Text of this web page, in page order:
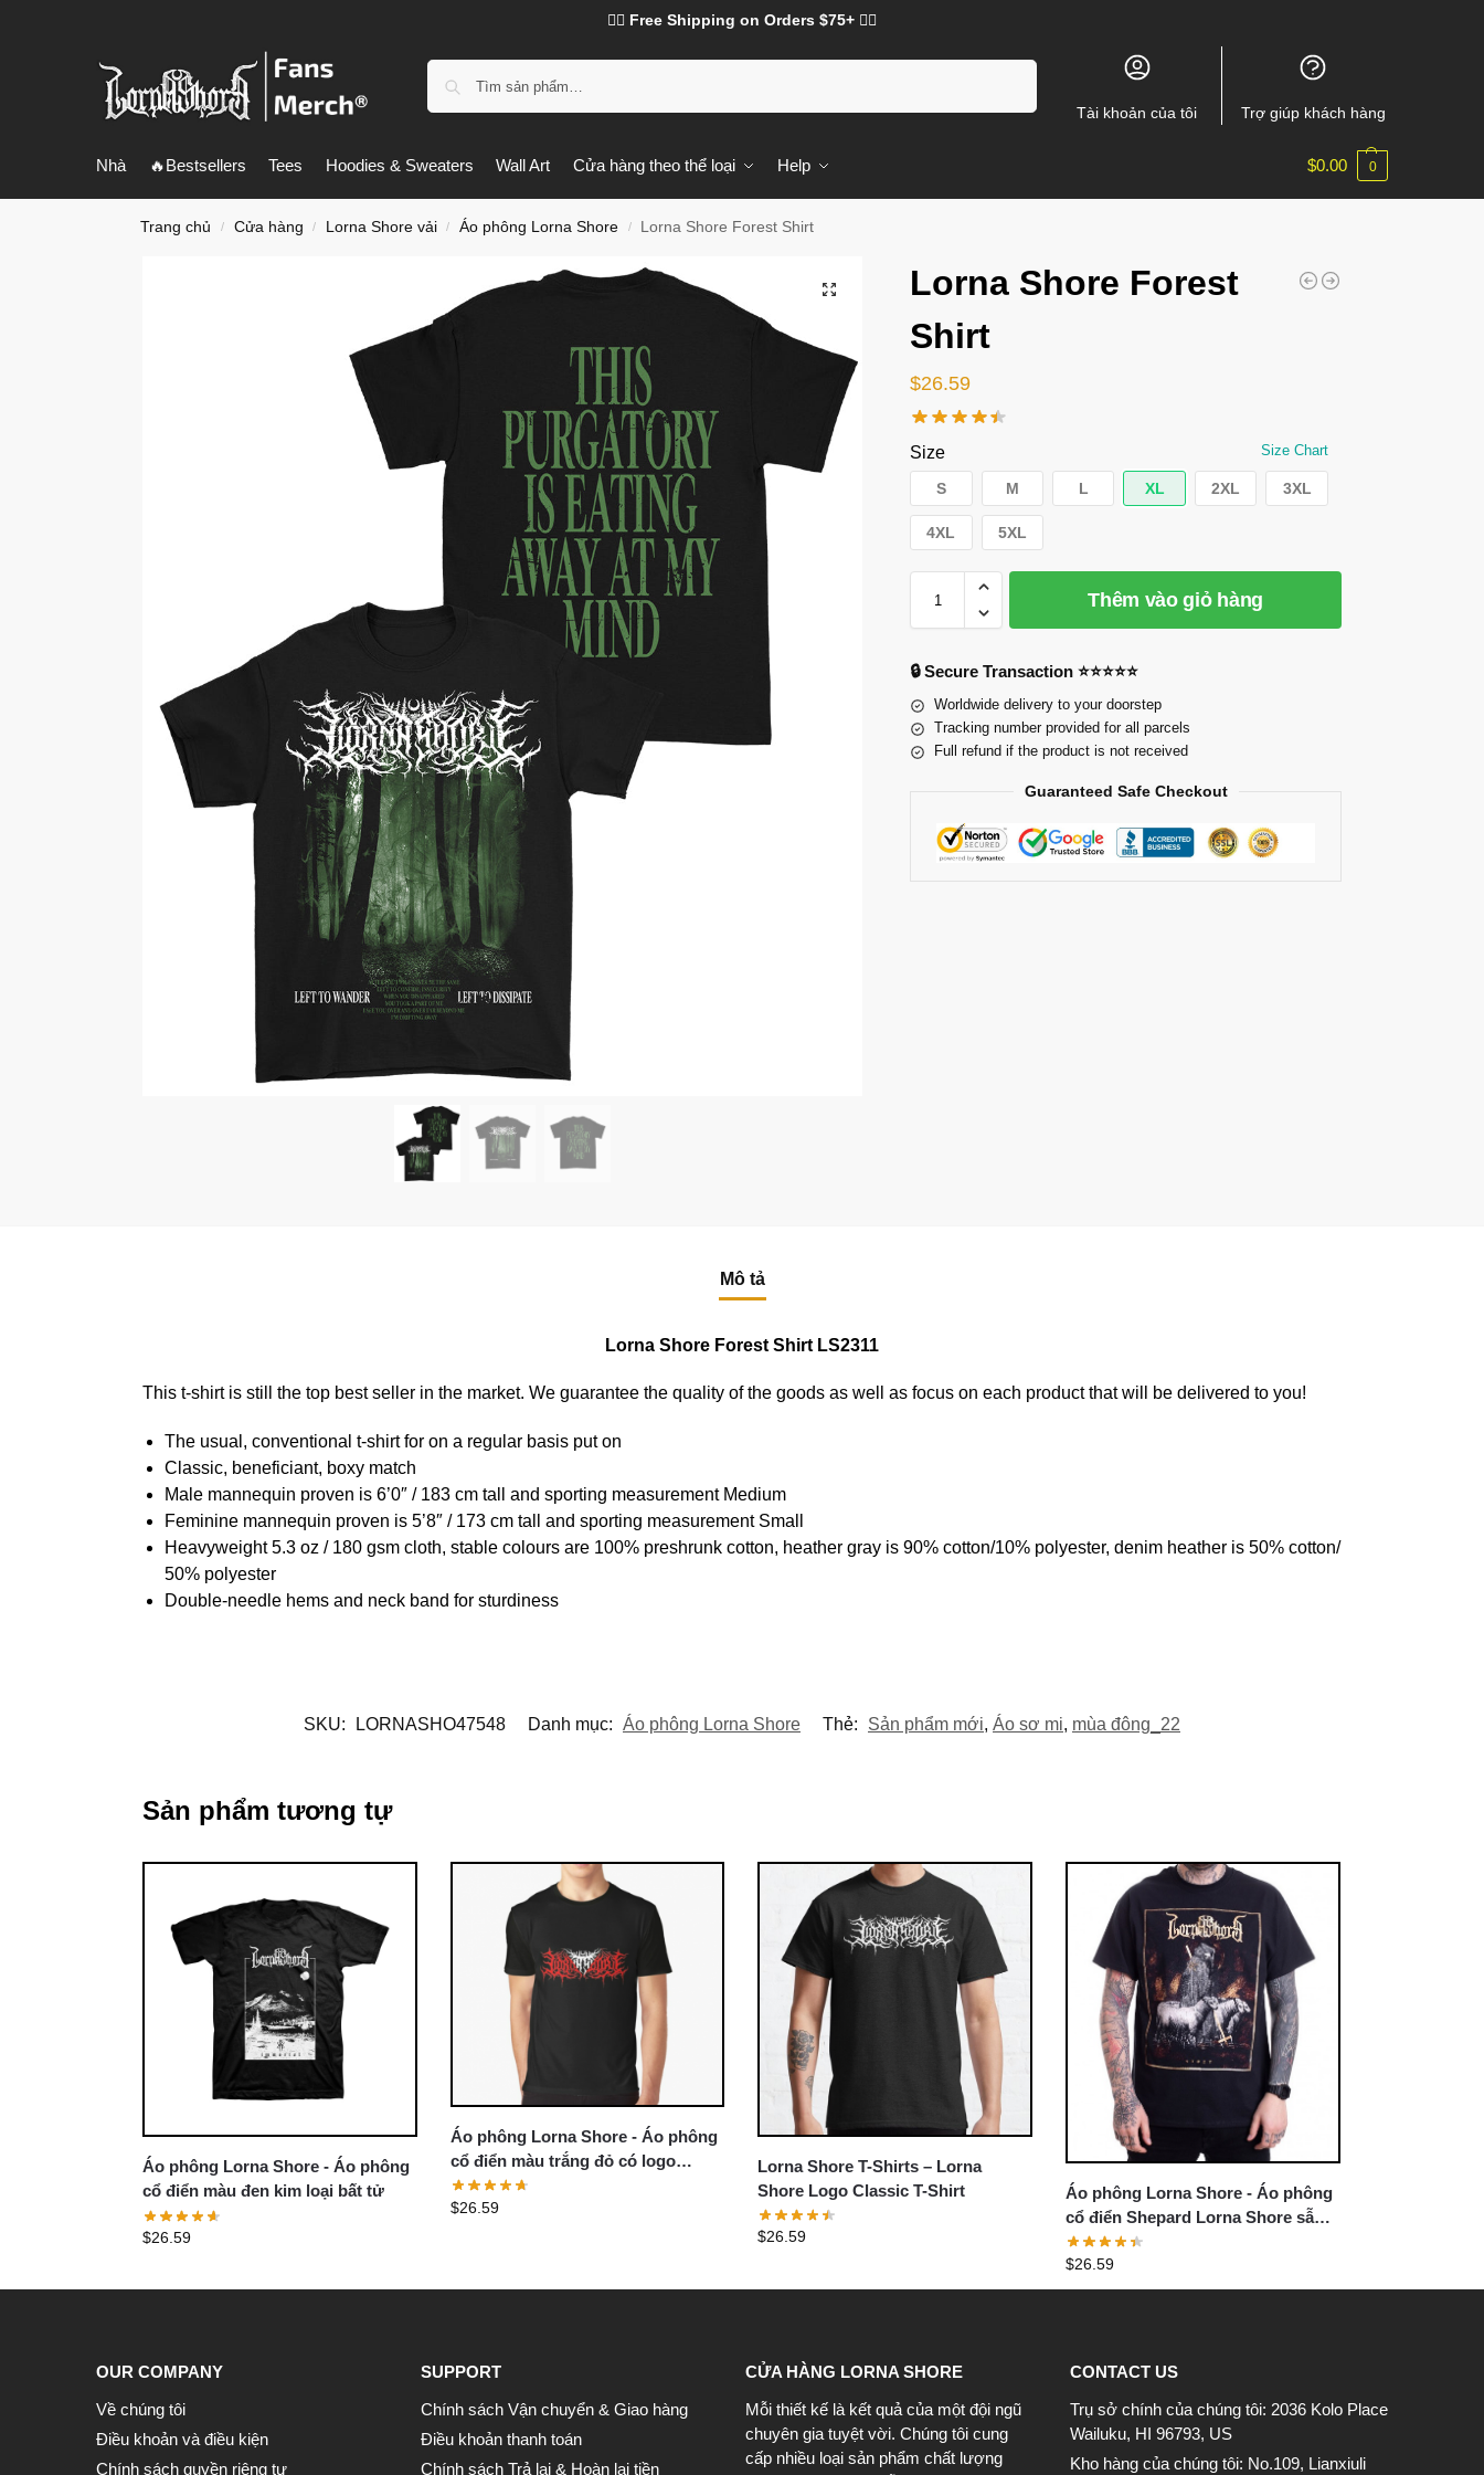
❤️‍🔥 Free Shipping on Orders $75+ ❤️‍🔥
Tài khoản của tôi Trợ giúp khách hàng
Nhà 🔥Bestsellers Tees Hoodies & Sweaters Wall Art Cửa hàng theo thể loại Help $0.00 0
Trang chủ / Cửa hàng / Lorna Shore vải / Áo phông Lorna Shore / Lorna Shore Forest Shirt
Lorna Shore Forest
Shirt
$26.59
Size Size Chart
S M L XL 2XL 3XL
4XL 5XL
Thêm vào giỏ hàng
🔒 Secure Transaction ⭐⭐⭐⭐⭐
Worldwide delivery to your doorstep
Tracking number provided for all parcels
Full refund if the product is not received
Guaranteed Safe Checkout
Mô tả
Lorna Shore Forest Shirt LS2311
This t-shirt is still the top best seller in the market. We guarantee the quality of the goods as well as focus on each product that will be delivered to you!
The usual, conventional t-shirt for on a regular basis put on
Classic, beneficiant, boxy match
Male mannequin proven is 6’0″ / 183 cm tall and sporting measurement Medium
Feminine mannequin proven is 5’8″ / 173 cm tall and sporting measurement Small
Heavyweight 5.3 oz / 180 gsm cloth, stable colours are 100% preshrunk cotton, heather gray is 90% cotton/10% polyester, denim heather is 50% cotton/
50% polyester
Double-needle hems and neck band for sturdiness
SKU: LORNASHO47548 Danh mục: Áo phông Lorna Shore Thẻ: Sản phẩm mới, Áo sơ mi, mùa đông_22
Sản phẩm tương tự
Áo phông Lorna Shore - Áo phông
cổ điển màu đen kim loại bất tử
$26.59
Áo phông Lorna Shore - Áo phông
cổ điển màu trắng đỏ có logo
Lorna Shore
$26.59
Lorna Shore T-Shirts – Lorna
Shore Logo Classic T-Shirt
$26.59
Áo phông Lorna Shore - Áo phông
cổ điển Shepard Lorna Shore sẫm
màu
$26.59
OUR COMPANY
Về chúng tôi
Điều khoản và điều kiện
Chính sách quyền riêng tư
SUPPORT
Chính sách Vận chuyển & Giao hàng
Điều khoản thanh toán
Chính sách Trả lại & Hoàn lại tiền
CỬA HÀNG LORNA SHORE
Mỗi thiết kế là kết quả của một đội ngũ
chuyên gia tuyệt vời. Chúng tôi cung
cấp nhiều loại sản phẩm chất lượng
CONTACT US
Trụ sở chính của chúng tôi: 2036 Kolo Place
Wailuku, HI 96793, US
Kho hàng của chúng tôi: No.109, Lianxiuli